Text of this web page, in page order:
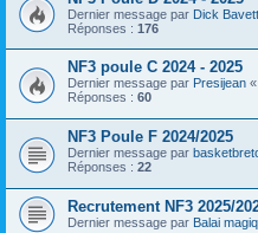
Dernier message par Dick
Réponses : 176
NF3 poule C 2024 - 2025
Dernier message par Presijean «
Réponses : 60
NF3 Poule F 2024/2025
Dernier message par
Réponses : 22
Recrutement NF3 2025/
Dernier message par Balai